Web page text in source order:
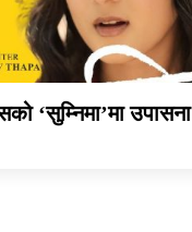
‘सुम्निमा’मा उपासना